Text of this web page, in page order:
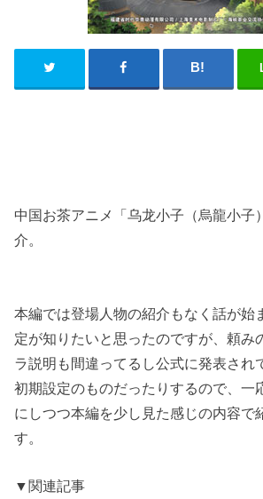
中国お茶アニメ「乌龙小子（烏龍小子
介。
本編では登場人物の紹介もなく話が始
定が知りたいと思ったのですが、頼み
ラ説明も間違ってるし公式に発表され
初期設定のものだったりするので、一
にしつつ本編を少し見た感じの内容で
す。
▼関連記事